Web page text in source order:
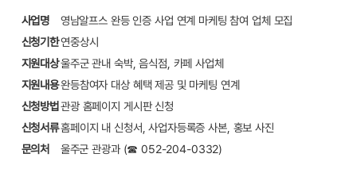
사업명
영남알프스 완등 인증 사업 연계 마케팅 참여 업체 모집
신청기한연중상시
지원대상울주군 관내 숙박, 음식점, 카페 사업체
지원내용완등참여자 대상 혜택 제공 및 마케팅 연계
신청방법 관광 홈페이지 게시판 신청
신청서류홈페이지 내 신청서, 사업자등록증 사본, 홍보 사진
문의처
울주군 관광과 (☎ 052-204-0332)